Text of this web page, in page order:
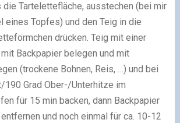
Tartelettefläche, ausstechen (bei mir
eines Topfes) und den Teig in die
drücken. Teig mit einer
Backpapier belegen und mit
(trockene Bohnen, Reis, …) und bei
190 Grad Ober-/Unterhitze im
für 15 min backen, dann Backpapier
und noch einmal für ca. 10-12